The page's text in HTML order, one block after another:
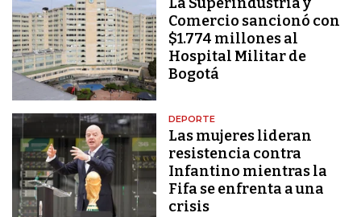
Comercio sancionó con
$1.774 millones al
Hospital Militar de
Bogotá
DEPORTE
Las mujeres lideran
resistencia contra
Infantino mientras la
Fifa se enfrenta a una
crisis